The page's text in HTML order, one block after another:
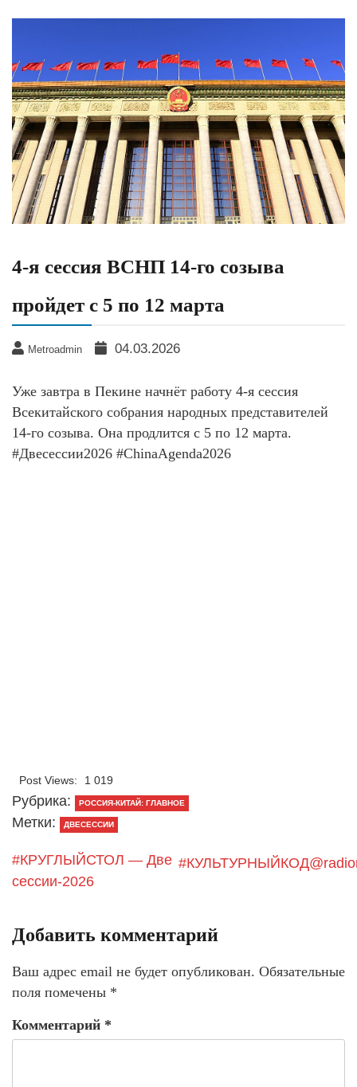
4-я сессия ВСНП 14-го созыва
пройдет с 5 по 12 марта
Metroadmin 04.03.2026
Уже завтра в Пекине начнёт работу 4-я сессия
Всекитайского собрания народных представителей
14-го созыва. Она продлится с 5 по 12 марта.
#Двесессии2026 #ChinaAgenda2026
Post Views: 1 019
Рубрика: РОССИЯ-КИТАЙ: ГЛАВНОЕ
Метки: ДВЕСЕССИИ
#КРУГЛЫЙСТОЛ — Две
сессии-2026
Добавить комментарий
Ваш адрес email не будет опубликован. Обязательные
поля помечены *
Комментарий *